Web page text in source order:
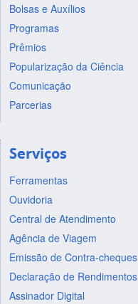
Bolsas e Auxílios
Programas
Prêmios
Popularização da Ciência
Comunicação
Parcerias
Serviços
Ferramentas
Ouvidoria
Central de Atendimento
Agência de Viagem
Emissão de Contra-cheques
Declaração de Rendimentos
Assinador Digital